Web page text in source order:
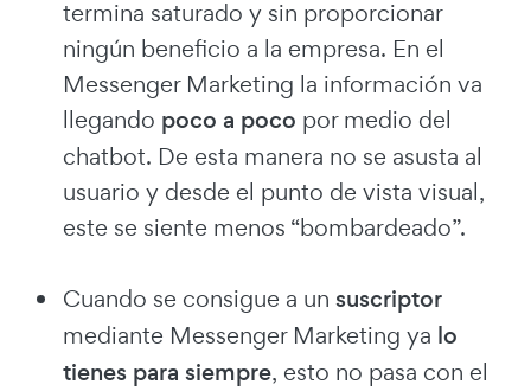
termina saturado y sin proporcionar
ningún beneficio a la empresa. En el
Messenger Marketing la información va
llegando poco a poco por medio del
chatbot. De esta manera no se asusta al
usuario y desde el punto de vista visual,
este se siente menos “bombardeado”.
Cuando se consigue a un suscriptor
mediante Messenger Marketing ya lo
tienes para siempre, esto no pasa con el